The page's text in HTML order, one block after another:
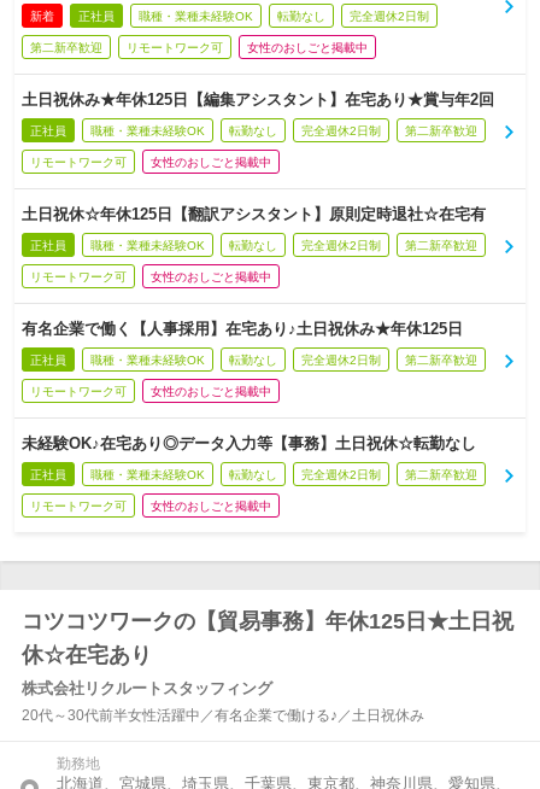
新着 正社員 職種・業種未経験OK 転勤なし 完全週休2日制
第二新卒歓迎 リモートワーク可 女性のおしごと掲載中
土日祝休み★年休125日【編集アシスタント】在宅あり★賞与年2回
正社員 職種・業種未経験OK 転勤なし 完全週休2日制 第二新卒歓迎
リモートワーク可 女性のおしごと掲載中
土日祝休☆年休125日【翻訳アシスタント】原則定時退社☆在宅有
正社員 職種・業種未経験OK 転勤なし 完全週休2日制 第二新卒歓迎
リモートワーク可 女性のおしごと掲載中
有名企業で働く【人事採用】在宅あり♪土日祝休み★年休125日
正社員 職種・業種未経験OK 転勤なし 完全週休2日制 第二新卒歓迎
リモートワーク可 女性のおしごと掲載中
未経験OK♪在宅あり◎データ入力等【事務】土日祝休☆転勤なし
正社員 職種・業種未経験OK 転勤なし 完全週休2日制 第二新卒歓迎
リモートワーク可 女性のおしごと掲載中
コツコツワークの【貿易事務】年休125日★土日祝
休☆在宅あり
株式会社リクルートスタッフィング
20代～30代前半女性活躍中／有名企業で働ける♪／土日祝休み
勤務地
北海道、宮城県、埼玉県、千葉県、東京都、神奈川県、愛知県、